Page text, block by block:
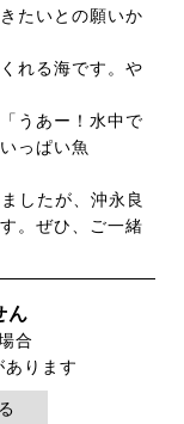
たいとの願いか
れる海です。や
うあー！水中で
っぱい魚
したが、沖永良
。ぜひ、ご一緒
ん
合
あります